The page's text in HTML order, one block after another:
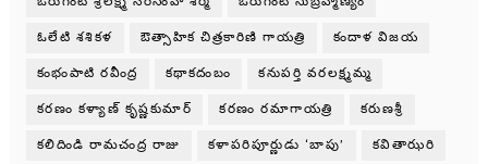
ఓలేటి శశికళ ఔత్సాహిక చిత్రకారిణి గాయత్రి కందాళ విజయ
కంభంపాటి రవీంద్ర కథాకదంబం కనుపర్తి వరలక్ష్మమ్మ
కరణం కళ్యాణ్ కృష్ణకుమార్ కరణం రమాగాయత్రి కరుణశ్రీ
కలిదిండి రామచంద్ర రాజు కళాపరిపూర్ణుడు ‘బాపు’ కవితాఝరి